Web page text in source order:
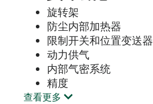
旋转架
防尘内部加热器
限制开关和位置变送器
动力供气
内部气密系统
精度
查看更多